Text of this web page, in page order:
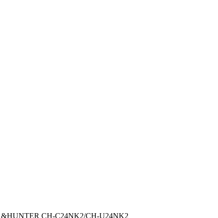
CH-C24NK2/CH-U24NK2